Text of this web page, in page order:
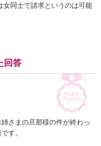
女同士で請求というのは可能
回答
さまの旦那様の件が終わっ
す。